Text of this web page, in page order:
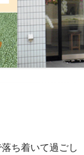
ち着いて過ごし